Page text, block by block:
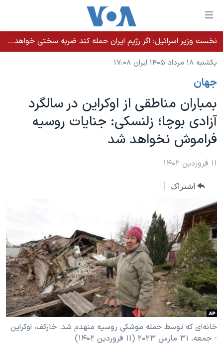
لینکهای
قابل
دسترسی
جهش
محتوای
اصلی
جهش
صفحه
جهش
خانه
نسخه سبک وب‌سایت
موضوع ها
ایران
آمریکا
جهان
ورزشی
ویدیوها
فرهنگ و زندگی
حقوق شهروندی
اقتصادی
علم و فناوری
اسرائیل در جنگ
آرشیو پخش زنده
برنامه های تلویزیونی
جدول برنامه ها
صفحه‌های ویژه
جام جهانی ۲۰۲۶
بایگانی برنامه‌های تلویزیونی
مستندها
انتخابات ریاست جمهوری آمریکا ۲۰۲۴
حمله جمهوری اسلامی به اسرائیل
رمز مهسا
ورزش زنان در ایران
مجموعه مستندهای دادخواهی
فرکانس‌های صدای آمریکا
پخش رادیویی
یادگیری زبان انگلیسی
دنبال کنید
زبانهای مختلف
نخست وزیر اسرائيل: اگر رژیم ایران حمله کند ضربه سختی خواهد خورد
یکشنبه ۱۸ مرداد ۱۴۰۵ ایران ۱۷:۰۸
جهان
بمباران مناطقی از اوکراین در سالگرد
آزادی بوچا؛ زلنسکی: جنایات روسیه
فراموش نخواهد شد
۱۱ فروردین ۱۴۰۲
اشتراک
خانه‌ای که توسط حمله موشکی روسیه منهدم شد. خارکف، اوکراین
- جمعه، ۳۱ مارس ۲۰۲۳ (۱۱ فروردین ۱۴۰۲)